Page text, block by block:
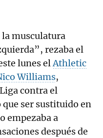
musculatura
rezaba el
lunes elAthletic
Williams,
contra el
ser sustituido en
empezaba a
después de